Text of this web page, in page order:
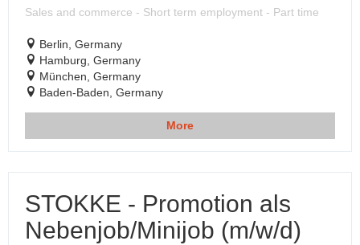
Sales and commerce - Short term employment - Part time
Berlin, Germany
Hamburg, Germany
München, Germany
Baden-Baden, Germany
More
STOKKE - Promotion als
Nebenjob/Minijob (m/w/d)